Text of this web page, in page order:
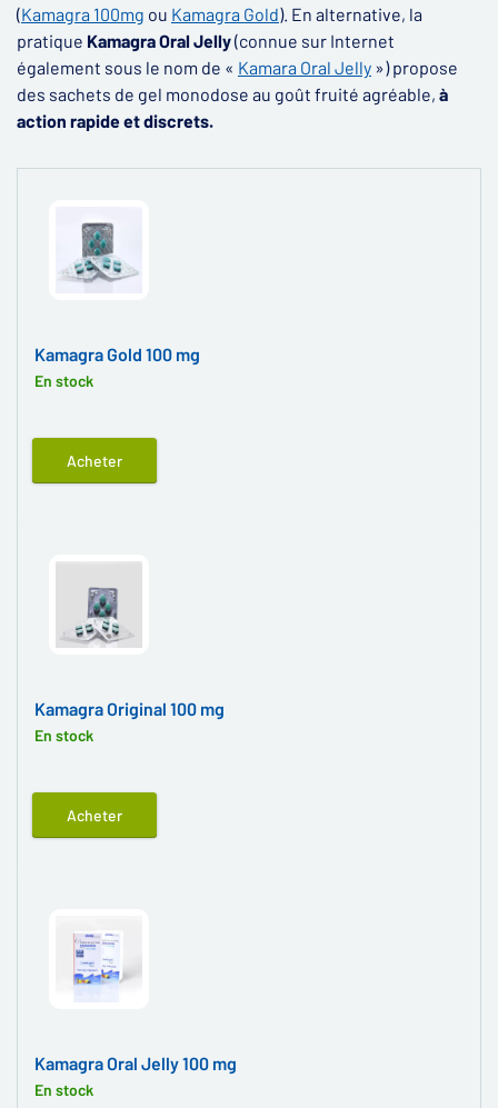
(Kamagra 100mg ou Kamagra Gold). En alternative, la
pratique Kamagra Oral Jelly(connue sur Internet
également sous le nom de « Kamara Oral Jelly ») propose
des sachets de gel monodose au goût fruité agréable, à
action rapide et discrets.
Kamagra Gold 100 mg
En stock
Acheter
Kamagra Original 100 mg
En stock
Acheter
Kamagra Oral Jelly 100 mg
En stock